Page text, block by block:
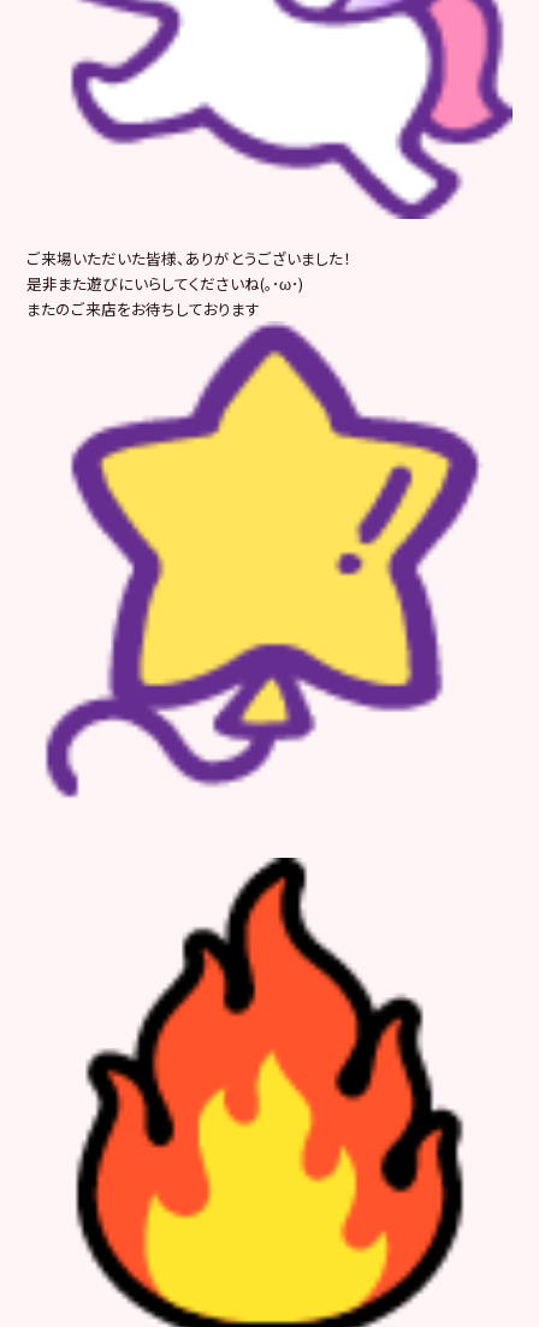
ご来場いただいた皆様、ありがとうございました！
是非また遊びにいらしてくださいね(｡･ω･)
またのご来店をお待ちしております